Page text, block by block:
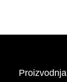
Proizvodnja